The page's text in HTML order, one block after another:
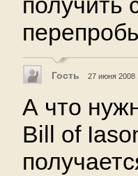
Гость 27 июня 2008
А что
Bill of